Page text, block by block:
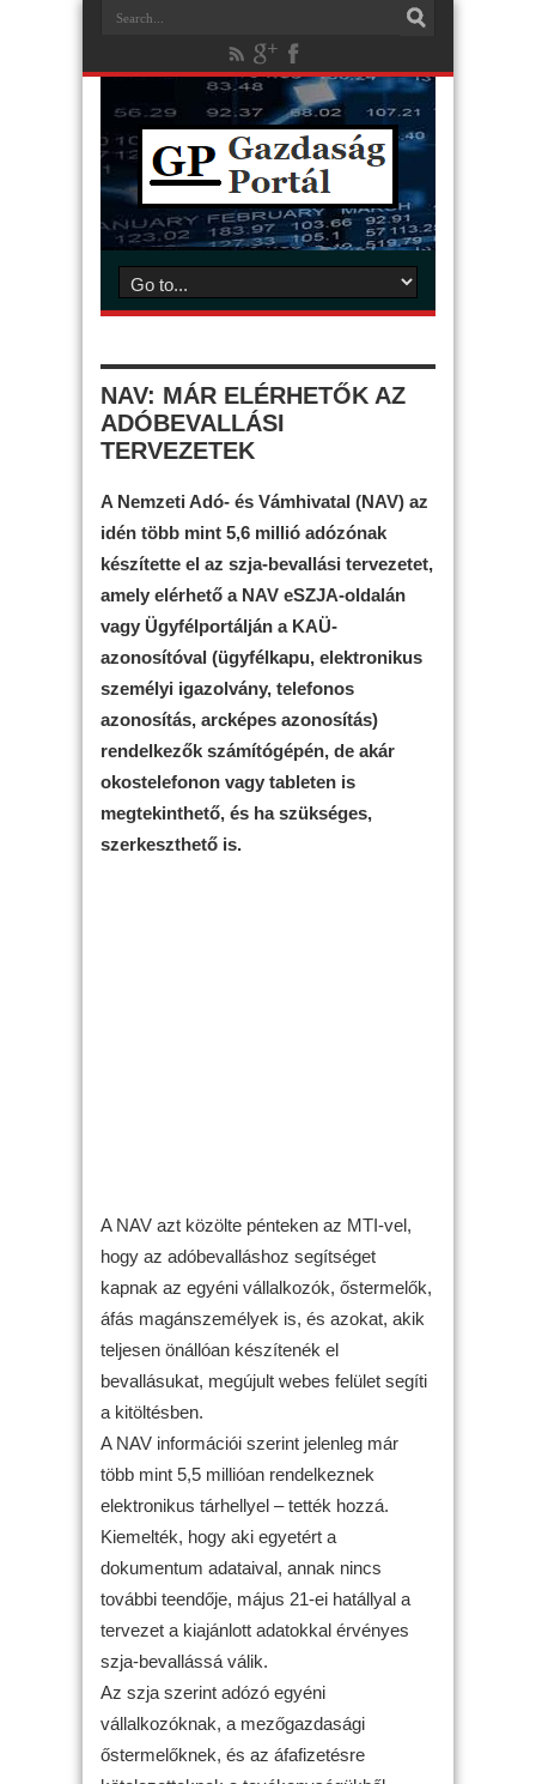
NAV: MÁR ELÉRHETŐK AZ
ADÓBEVALLÁSI
TERVEZETEK
A Nemzeti Adó- és Vámhivatal (NAV) az
idén több mint 5,6 millió adózónak
készítette el az szja-bevallási tervezetet,
amely elérhető a NAV eSZJA-oldalán
vagy Ügyfélportálján a KAÜ-
azonosítóval (ügyfélkapu, elektronikus
személyi igazolvány, telefonos
azonosítás, arcképes azonosítás)
rendelkezők számítógépén, de akár
okostelefonon vagy tableten is
megtekinthető, és ha szükséges,
szerkeszthető is.
A NAV azt közölte pénteken az MTI-vel,
hogy az adóbevalláshoz segítséget
kapnak az egyéni vállalkozók, őstermelők,
áfás magánszemélyek is, és azokat, akik
teljesen önállóan készítenék el
bevallásukat, megújult webes felület segíti
a kitöltésben.
A NAV információi szerint jelenleg már
több mint 5,5 millióan rendelkeznek
elektronikus tárhellyel – tették hozzá.
Kiemelték, hogy aki egyetért a
dokumentum adataival, annak nincs
további teendője, május 21-ei hatállyal a
tervezet a kiajánlott adatokkal érvényes
szja-bevallássá válik.
Az szja szerint adózó egyéni
vállalkozóknak, a mezőgazdasági
őstermelőknek, és az áfafizetésre